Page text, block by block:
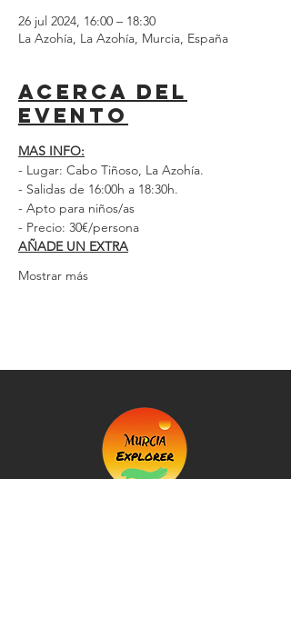
26 jul 2024, 16:00 – 18:30
La Azohía, La Azohía, Murcia, España
Acerca del
evento
MAS INFO:
- Lugar: Cabo Tiñoso, La Azohía.
- Salidas de 16:00h a 18:30h.
- Apto para niños/as
- Precio: 30€/persona
AÑADE UN EXTRA
Mostrar más